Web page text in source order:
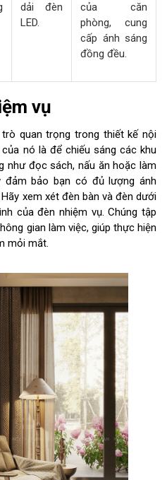
dải đèn
LED.
của căn
phòng, cung
cấp ánh sáng
đồng đều.
vụ
quan trọng trong thiết kế nội
nó là để chiếu sáng các khu
như đọc sách, nấu ăn hoặc làm
đảm bảo bạn có đủ lượng ánh
xem xét đèn bàn và đèn dưới
của đèn nhiệm vụ. Chúng tập
gian làm việc, giúp thực hiện
mỏi mắt.